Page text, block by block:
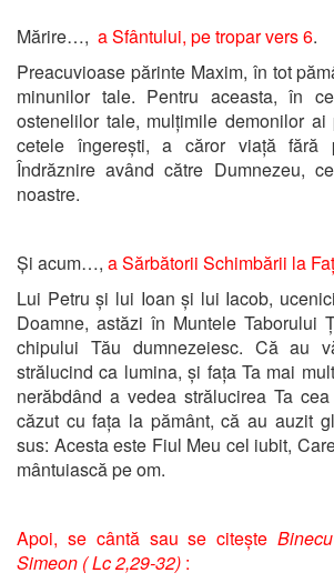
Mărire…, a Sfântului, pe tropar vers 6.
Preacuvioase părinte Maxim, în tot
minunilor tale. Pentru aceasta, în
ostenelilor tale, mulțimile demonilor
cetele îngerești, a căror viață fără
Îndrăznire având către Dumnezeu,
noastre.
Și acum…, a Sărbătorii Schimbării la
Lui Petru și lui Ioan și lui Iacob,
Doamne, astăzi în Muntele Taborului
chipului Tău dumnezeiesc. Că au
strălucind ca lumina, și fața Ta mai
nerăbdând a vedea strălucirea Ta
căzut cu fața la pământ, că au auzit
sus: Acesta este Fiul Meu cel iubit,
mântuiască pe om.
Apoi, se cântă sau se citește
Simeon ( Lc 2,29-32) :